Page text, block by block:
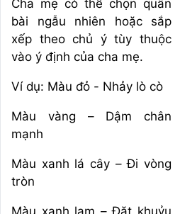
Cha mẹ có thể chọn quân
bài ngẫu nhiên hoặc sắp
xếp theo chủ ý tùy thuộc
vào ý định của cha mẹ.
Ví dụ: Màu đỏ - Nhảy lò cò
Màu vàng – Dậm chân
mạnh
Màu xanh lá cây – Đi vòng
tròn